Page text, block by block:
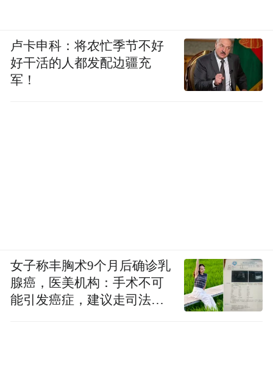
卢卡申科：将农忙季节不好
好干活的人都发配边疆充
军！
女子称丰胸术9个月后确诊乳
腺癌，医美机构：手术不可
能引发癌症，建议走司法途